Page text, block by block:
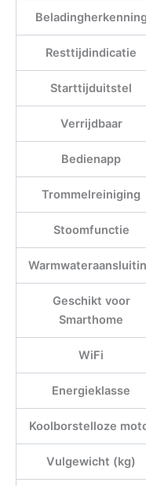
Beladingherkenning
Resttijdindicatie
Starttijduitstel
Verrijdbaar
Bedienapp
Trommelreiniging
Stoomfunctie
Geschikt voor
Smarthome
WiFi
Energieklasse
Koolborstelloze
Vulgewicht (kg)